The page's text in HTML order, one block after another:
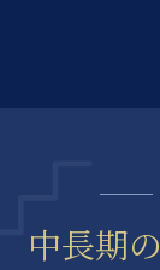
中長期の